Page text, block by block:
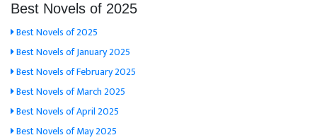
Best Novels of 2025
Best Novels of 2025
Best Novels of January 2025
Best Novels of February 2025
Best Novels of March 2025
Best Novels of April 2025
Best Novels of May 2025